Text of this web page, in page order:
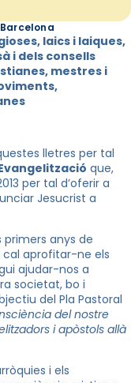
laics i laiques,
i dels consells
mestres i
lletres per tal
que,
per tal d’oferir a
Jesucrist a
primers anys de
cal aprofitar-ne els
ajudar-nos a
societat, bo i
del Pla Pastoral
del nostre
i apòstols allà
i els